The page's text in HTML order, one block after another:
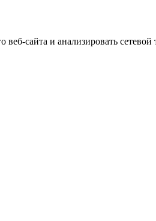
сайта и анализировать сетевой